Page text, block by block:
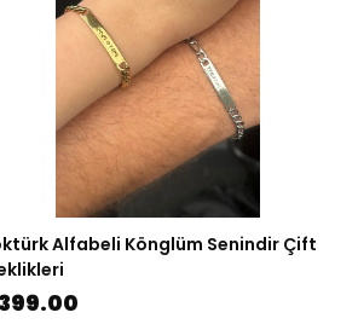
Alfabeli Könglüm Senindir Çift